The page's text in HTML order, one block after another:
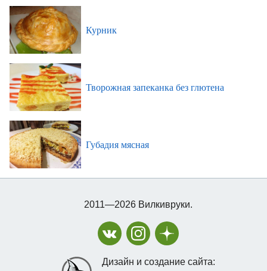
Курник
Творожная запеканка без глютена
Губадия мясная
2011—2026 Вилкивруки.
Дизайн и создание сайта: